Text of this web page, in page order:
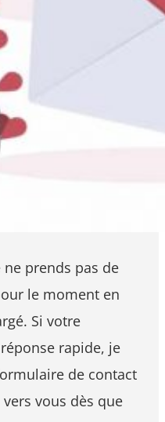
prends pas de
le moment en
Si votre
rapide, je
de contact
vous dès que